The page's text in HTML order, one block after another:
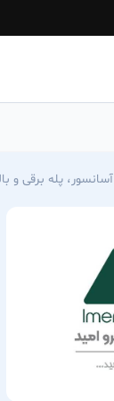
آسانسور، پله برقی و